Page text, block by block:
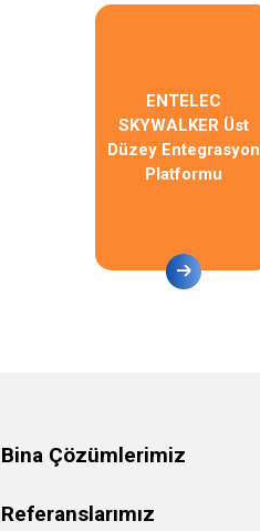
ENTELEC
SKYWALKER Üst
Düzey Entegrasyon
Platformu
Bina Çözümlerimiz
Referanslarımız